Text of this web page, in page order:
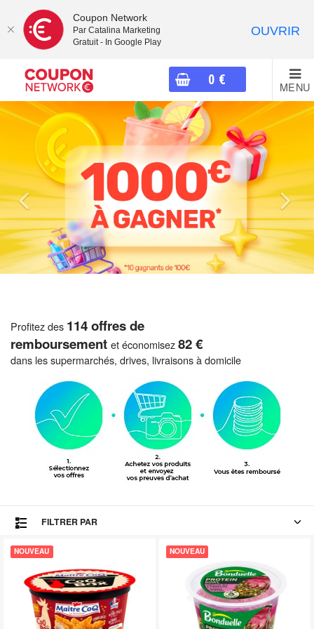
0 € MENU
Profitez des 114 offres de
remboursement et économisez82 €
dans les supermarchés, drives, livraisons à domicile
FILTRER PAR
NOUVEAU NOUVEAU
Coupon Network
Par Catalina Marketing
Gratuit - In Google Play
OUVRIR